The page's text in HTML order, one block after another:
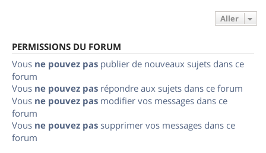
Aller
PERMISSIONS DU FORUM
Vous ne pouvez pas publier de nouveaux sujets dans ce
forum
Vous ne pouvez pas répondre aux sujets dans ce forum
Vous ne pouvez pas modifier vos messages dans ce
forum
Vous ne pouvez pas supprimer vos messages dans ce
forum